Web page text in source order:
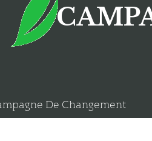
De Changement